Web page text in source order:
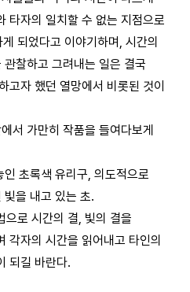
타자의 일치할 수 없는 지점으로
되었다고 이야기하며, 시간의
찰하고 그려내는 일은 결국
고자 했던 열망에서 비롯된 것이
서 가만히 작품을 들여다보게
초록색 유리구, 의도적으로
을 내고 있는 초.
으로 시간의 결, 빛의 결을
각자의 시간을 읽어내고 타인의
되길 바란다.